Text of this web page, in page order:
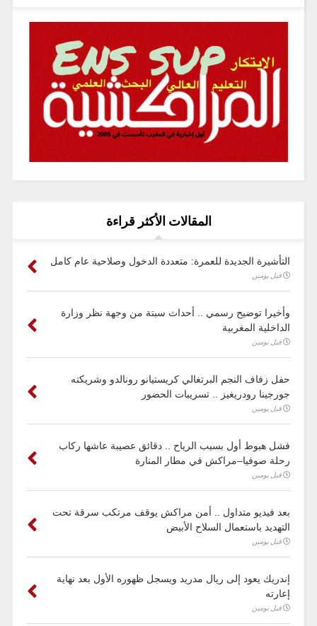
المقالات الأكثر قراءة
التأشيرة الجديدة للعمرة: متعددة الدخول وصلاحية عام كامل
قبل يومين
وأخيرا توضيح رسمي .. أحداث سبتة من وجهة نظر وزارة
الداخلية المغربية
قبل يومين
حفل زفاف النجم البرتغالي كريستيانو رونالدو وشريكته
جورجينا رودريغيز .. تسريبات الحضور
قبل يومين
فشل هبوط أول بسبب الرياح .. دقائق عصيبة عاشها ركاب
رحلة صوفيا–مراكش في مطار المنارة
قبل يومين
بعد فيديو متداول .. أمن مراكش يوقف مرتكب سرقة تحت
التهديد باستعمال السلاح الأبيض
قبل يومين
إندريك يعود إلى ريال مدريد ويسجل ظهوره الأول بعد نهاية
إعارته
قبل يومين